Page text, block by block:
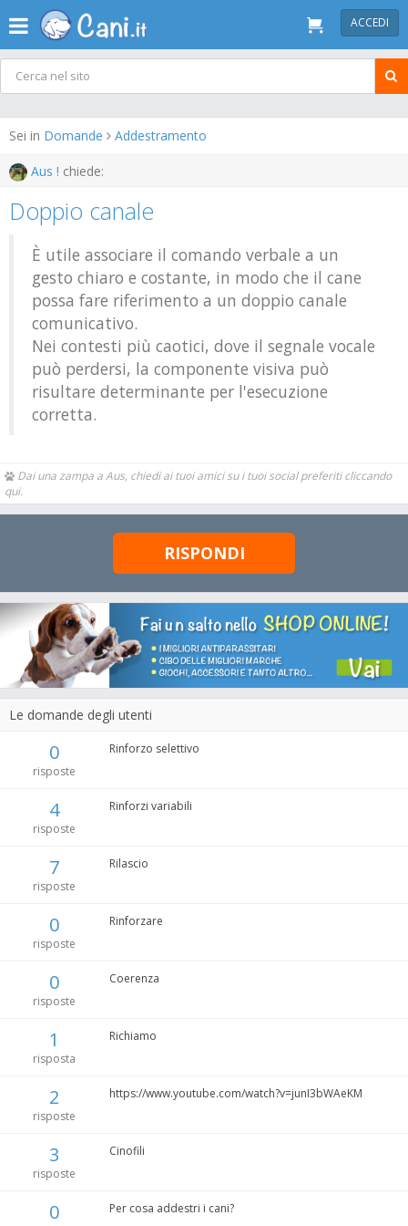
ACCEDI
Sei in Domande Addestramento
Aus ! chiede:
Doppio canale
È utile associare il comando verbale a un
gesto chiaro e costante, in modo che il cane
possa fare riferimento a un doppio canale
comunicativo.
Nei contesti più caotici, dove il segnale vocale
può perdersi, la componente visiva può
risultare determinante per l'esecuzione
corretta.
Dai una zampa a Aus, chiedi ai tuoi amici su i tuoi social preferiti cliccando
qui.
RISPONDI
Le domande degli utenti
0
risposte
Rinforzo selettivo
4
risposte
Rinforzi variabili
7
risposte
Rilascio
0
risposte
Rinforzare
0
risposte
Coerenza
1
risposta
Richiamo
2
risposte
https://www.youtube.com/watch?v=junI3bWAeKM
3
risposte
Cinofili
0 Per cosa addestri i cani?